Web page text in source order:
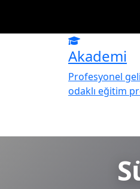
Akademi
Profesyonel
odaklı eğitim